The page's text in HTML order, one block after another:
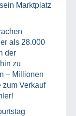
Marktplatz
als 28.000
der
zu
– Millionen
zum Verkauf